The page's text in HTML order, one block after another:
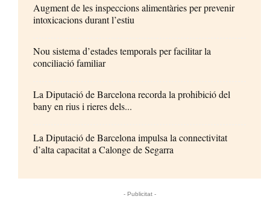
Augment de les inspeccions alimentàries per prevenir
intoxicacions durant l’estiu
Nou sistema d’estades temporals per facilitar la
conciliació familiar
La Diputació de Barcelona recorda la prohibició del
bany en rius i rieres dels...
La Diputació de Barcelona impulsa la connectivitat
d’alta capacitat a Calonge de Segarra
- Publicitat -